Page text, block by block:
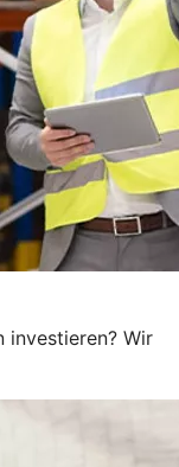
investieren? Wir